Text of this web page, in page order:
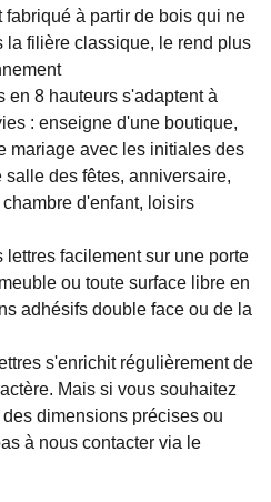
à partir de bois qui ne
la filière classique, le rend plus
en 8 hauteurs s'adaptent à
: enseigne d'une boutique,
mariage avec les initiales des
des fêtes, anniversaire,
d'enfant, loisirs
lettres facilement sur une porte
ou toute surface libre en
adhésifs double face ou de la
s'enrichit régulièrement de
Mais si vous souhaitez
dimensions précises ou
à nous contacter via le